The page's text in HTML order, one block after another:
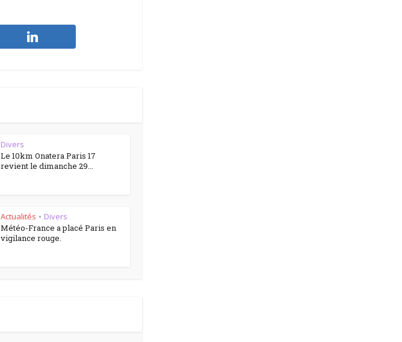
Divers
Le 10km Onatera Paris 17
revient le dimanche 29...
Actualités • Divers
Météo-France a placé Paris en
vigilance rouge.